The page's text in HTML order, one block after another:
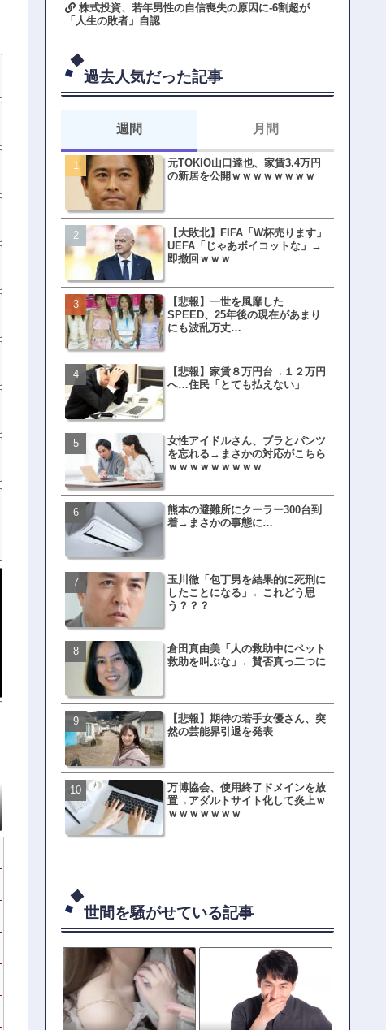
株式投資、若年男性の自信喪失の原因に-6割超が
「人生の敗者」自認
過去人気だった記事
週間
元TOKIO山口達也、家賃3.4万円
の新居を公開ｗｗｗｗｗｗｗｗ
【大敗北】FIFA「W杯売ります」
UEFA「じゃあボイコットな」→
即撤回ｗｗｗ
【悲報】一世を風靡した
SPEED、25年後の現在があまり
にも波乱万丈…
【悲報】家賃８万円台→１２万円
へ…住民「とても払えない」
女性アイドルさん、ブラとパンツ
を忘れる→まさかの対応がこちら
ｗｗｗｗｗｗｗｗｗ
熊本の避難所にクーラー300台到
着→まさかの事態に…
玉川徹「包丁男を結果的に死刑に
したことになる」←これどう思
う？？？
倉田真由美「人の救助中にペット
救助を叫ぶな」←賛否真っ二つに
【悲報】期待の若手女優さん、突
然の芸能界引退を発表
万博協会、使用終了ドメインを放
置→アダルトサイト化して炎上ｗ
ｗｗｗｗｗｗｗ
月間
【悲報】東京着く前にHP尽
方民ｗｗｗ移動だけで瀕死
【ファーw】水着女子さん
オッサン盗撮してる…通報
皇族確保策、天皇陛下の一
界ピリつくｗｗｗ
文春、沖縄問題の"触れては
ない話"を暴露してしまうｗ
ランサムウェア攻撃を受け
レイ、わずか10日で復旧し
がこちら
福岡テレビ局にとんでもな
アナが入社してしまうｗｗｗ
【衝撃】三笘が事故った時
てた車ってさ…←これw w
有吉「うまくても絶対に行
ない店」がこちら…ネット
母親「息子の借りた本が心
真をSNS投稿→司書らから
元TOKIO山口達也、家賃3.4
の新居を公開ｗｗｗｗｗｗ
世間を騒がせている記事